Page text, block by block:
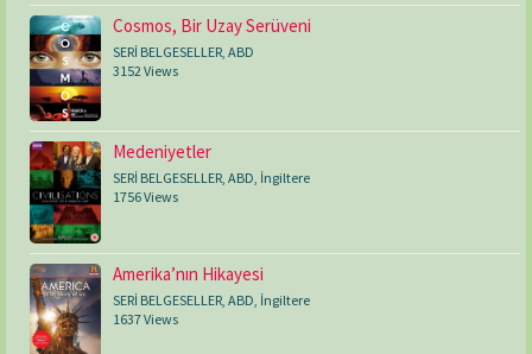
Cosmos, Bir Uzay Serüveni
SERİ BELGESELLER, ABD
3152 Views
Medeniyetler
SERİ BELGESELLER, ABD, İngiltere
1756 Views
Amerika’nın Hikayesi
SERİ BELGESELLER ABD İngiltere
1637 Views